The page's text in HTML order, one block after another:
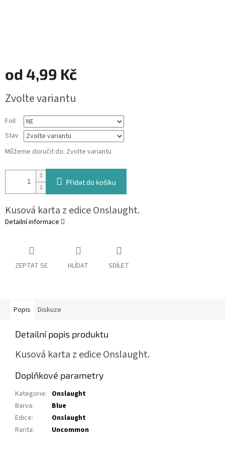
od 4,99 Kč
cena:
Zvolte variantu
Foil
Stav
Můžeme doručit do: Zvolte variantu
Přidat do košíku
Kusová karta z edice Onslaught.
Detailní informace
ZEPTAT SE HLÍDAT SDÍLET
Popis Diskuze
Detailní popis produktu
Kusová karta z edice Onslaught.
Doplňkové parametry
Kategorie: Onslaught
Barva:
Blue
Edice:
Onslaught
Rarita: Uncommon